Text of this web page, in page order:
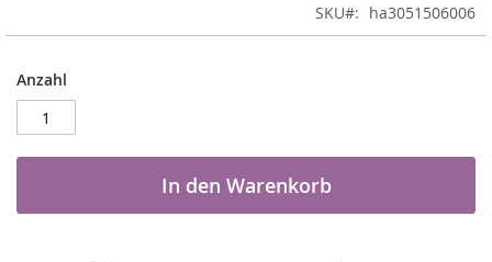
SKU
ha3051506006
Anzahl
In den Warenkorb